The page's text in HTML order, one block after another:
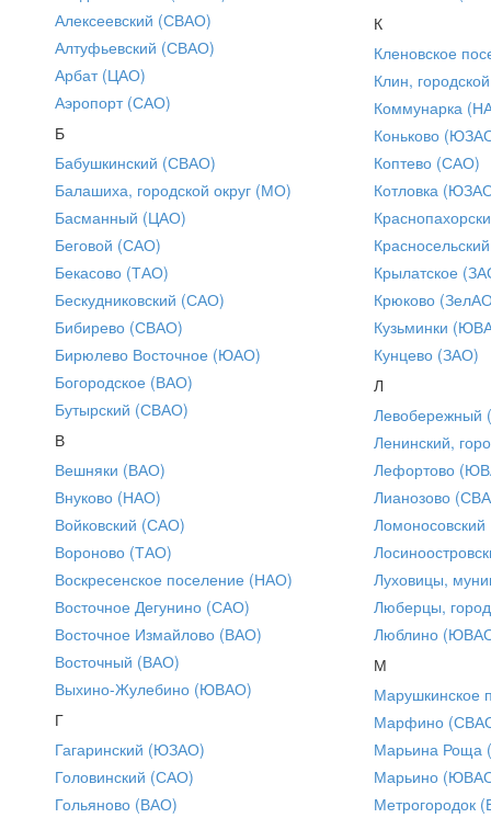
Алексеевский (СВАО)
Алтуфьевский (СВАО)
Арбат (ЦАО)
Аэропорт (САО)
Б
Бабушкинский (СВАО)
Балашиха, городской округ (МО)
Басманный (ЦАО)
Беговой (САО)
Бекасово (ТАО)
Бескудниковский (САО)
Бибирево (СВАО)
Бирюлево Восточное (ЮАО)
Богородское (ВАО)
Бутырский (СВАО)
В
Вешняки (ВАО)
Внуково (НАО)
Войковский (САО)
Вороново (ТАО)
Воскресенское поселение (НАО)
Восточное Дегунино (САО)
Восточное Измайлово (ВАО)
Восточный (ВАО)
Выхино-Жулебино (ЮВАО)
Г
Гагаринский (ЮЗАО)
Головинский (САО)
Гольяново (ВАО)
К
Кленовское
Клин,
Коммунарка
Коньково
Коптево (САО)
Котловка
Крылатское
Крюково
Кузьминки
Кунцево (ЗАО)
Л
Ленинский,
Лефортово
Лианозово
Луховицы,
Люберцы,
Люблино
М
Марушкинское
Марфино
Марьина Роща
Марьино
Метрогородок